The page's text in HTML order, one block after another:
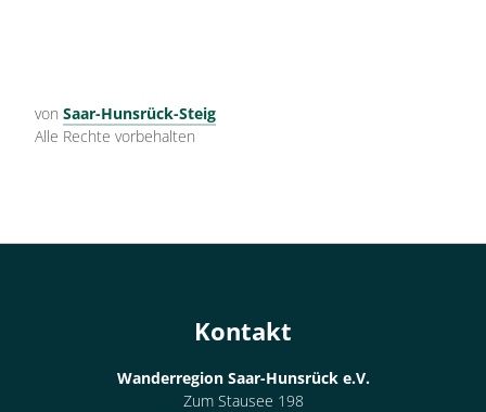
von Saar-Hunsrück-Steig
Alle Rechte vorbehalten
Kontakt
Wanderregion Saar-Hunsrück e.V.
Zum Stausee 198